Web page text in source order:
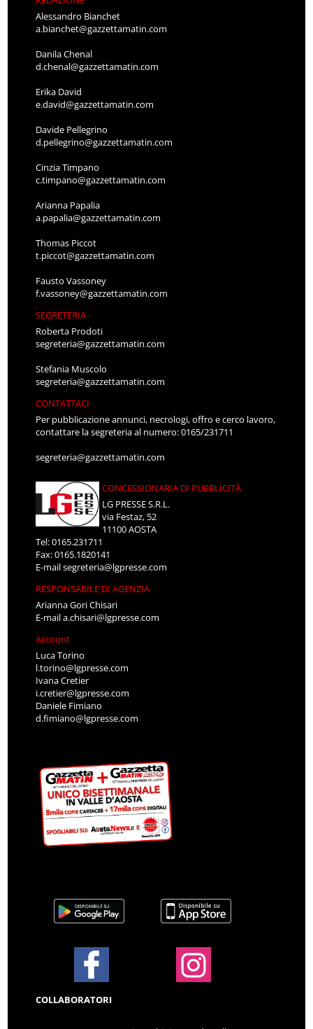
Alessandro Bianchet
a.bianchet@gazzettamatin.com
Danila Chenal
d.chenal@gazzettamatin.com
Erika David
e.david@gazzettamatin.com
Davide Pellegrino
d.pellegrino@gazzettamatin.com
Cinzia Timpano
c.timpano@gazzettamatin.com
Arianna Papalia
a.papalia@gazzettamatin.com
Thomas Piccot
t.piccot@gazzettamatin.com
Fausto Vassoney
f.vassoney@gazzettamatin.com
SEGRETERIA
Roberta Prodoti
segreteria@gazzettamatin.com
Stefania Muscolo
segreteria@gazzettamatin.com
CONTATTACI
Per pubblicazione annunci, necrologi, offro e cerco lavoro,
contattare la segreteria al numero: 0165/231711
segreteria@gazzettamatin.com
CONCESSIONARIA DI PUBBLICITÀ
LG PRESSE S.R.L.
via Festaz, 52
11100 AOSTA
Tel: 0165.231711
Fax: 0165.1820141
E-mailsegreteria@lgpresse.com
RESPONSABILE DI AGENZIA
Arianna Gori Chisari
E-maila.chisari@lgpresse.com
Account
Luca Torino
l.torino@lgpresse.com
Ivana Cretier
i.cretier@lgpresse.com
Daniele Fimiano
d.fimiano@lgpresse.com
COLLABORATORI